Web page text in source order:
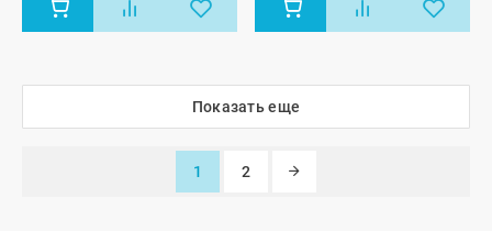
седан (ВАЗ
2190), Лада
седан (ВАЗ
2190), Лада
Показать еще
1 2